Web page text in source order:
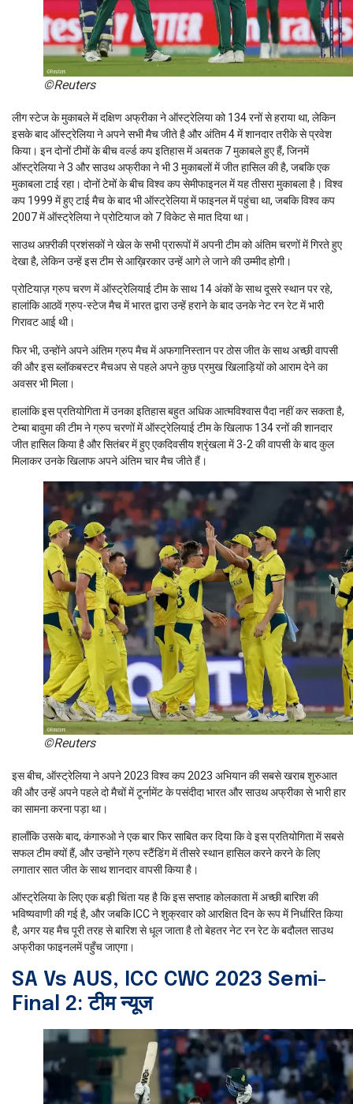
©Reuters
लीग स्टेज के मुकाबले में दक्षिण अफ्रीका ने ऑस्ट्रेलिया को 134 रनों से हराया था, लेकिन
इसके बाद ऑस्ट्रेलिया ने अपने सभी मैच जीते है और अंतिम 4 में शानदार तरीके से प्रवेश
किया। इन दोनों टीमों के बीच वर्ल्ड कप इतिहास में अबतक 7 मुकाबले हुए हैं, जिनमें
ऑस्ट्रेलिया ने 3 और साउथ अफ्रीका ने भी 3 मुकाबलों में जीत हासिल की है, जबकि एक
मुकाबला टाई रहा। दोनों टेमों के बीच विश्व कप सेमीफाइनल में यह तीसरा मुकाबला है। विश्व
कप 1999 में हुए टाई मैच के बाद भी ऑस्ट्रेलिया में फाइनल में पहुंचा था, जबकि विश्व कप
2007 में ऑस्ट्रेलिया ने प्रोटियाज को 7 विकेट से मात दिया था।
साउथ अफ़्रीकी प्रशंसकों ने खेल के सभी प्रारूपों में अपनी टीम को अंतिम चरणों में गिरते हुए
देखा है, लेकिन उन्हें इस टीम से आख़िरकार उन्हें आगे ले जाने की उम्मीद होगी।
प्रोटियाज़ ग्रुप चरण में ऑस्ट्रेलियाई टीम के साथ 14 अंकों के साथ दूसरे स्थान पर रहे,
हालांकि आठवें ग्रुप-स्टेज मैच में भारत द्वारा उन्हें हराने के बाद उनके नेट रन रेट में भारी
गिरावट आई थी।
फिर भी, उन्होंने अपने अंतिम ग्रुप मैच में अफगानिस्तान पर ठोस जीत के साथ अच्छी वापसी
की और इस ब्लॉकबस्टर मैचअप से पहले अपने कुछ प्रमुख खिलाड़ियों को आराम देने का
अवसर भी मिला।
हालांकि इस प्रतियोगिता में उनका इतिहास बहुत अधिक आत्मविश्वास पैदा नहीं कर सकता है,
टेम्बा बावुमा की टीम ने ग्रुप चरणों में ऑस्ट्रेलियाई टीम के खिलाफ 134 रनों की शानदार
जीत हासिल किया है और सितंबर में हुए एकदिवसीय श्रृंखला में 3-2 की वापसी के बाद कुल
मिलाकर उनके खिलाफ अपने अंतिम चार मैच जीते हैं।
©Reuters
इस बीच, ऑस्ट्रेलिया ने अपने 2023 विश्व कप 2023 अभियान की सबसे खराब शुरुआत
की और उन्हें अपने पहले दो मैचों में टूर्नामेंट के पसंदीदा भारत और साउथ अफ्रीका से भारी हार
का सामना करना पड़ा था।
हालाँकि उसके बाद, कंगारुओ ने एक बार फिर साबित कर दिया कि वे इस प्रतियोगिता में सबसे
सफल टीम क्यों हैं, और उन्होंने ग्रुप स्टैंडिंग में तीसरे स्थान हासिल करने करने के लिए
लगातार सात जीत के साथ शानदार वापसी किया है।
ऑस्ट्रेलिया के लिए एक बड़ी चिंता यह है कि इस सप्ताह कोलकाता में अच्छी बारिश की
भविष्यवाणी की गई है, और जबकि ICC ने शुक्रवार को आरक्षित दिन के रूप में निर्धारित किया
है, अगर यह मैच पूरी तरह से बारिश से धूल जाता है तो बेहतर नेट रन रेट के बदौलत साउथ
अफ्रीका फाइनलमें पहुँच जाएगा।
SA Vs AUS, ICC CWC 2023 Semi-
Final 2: टीम न्यूज